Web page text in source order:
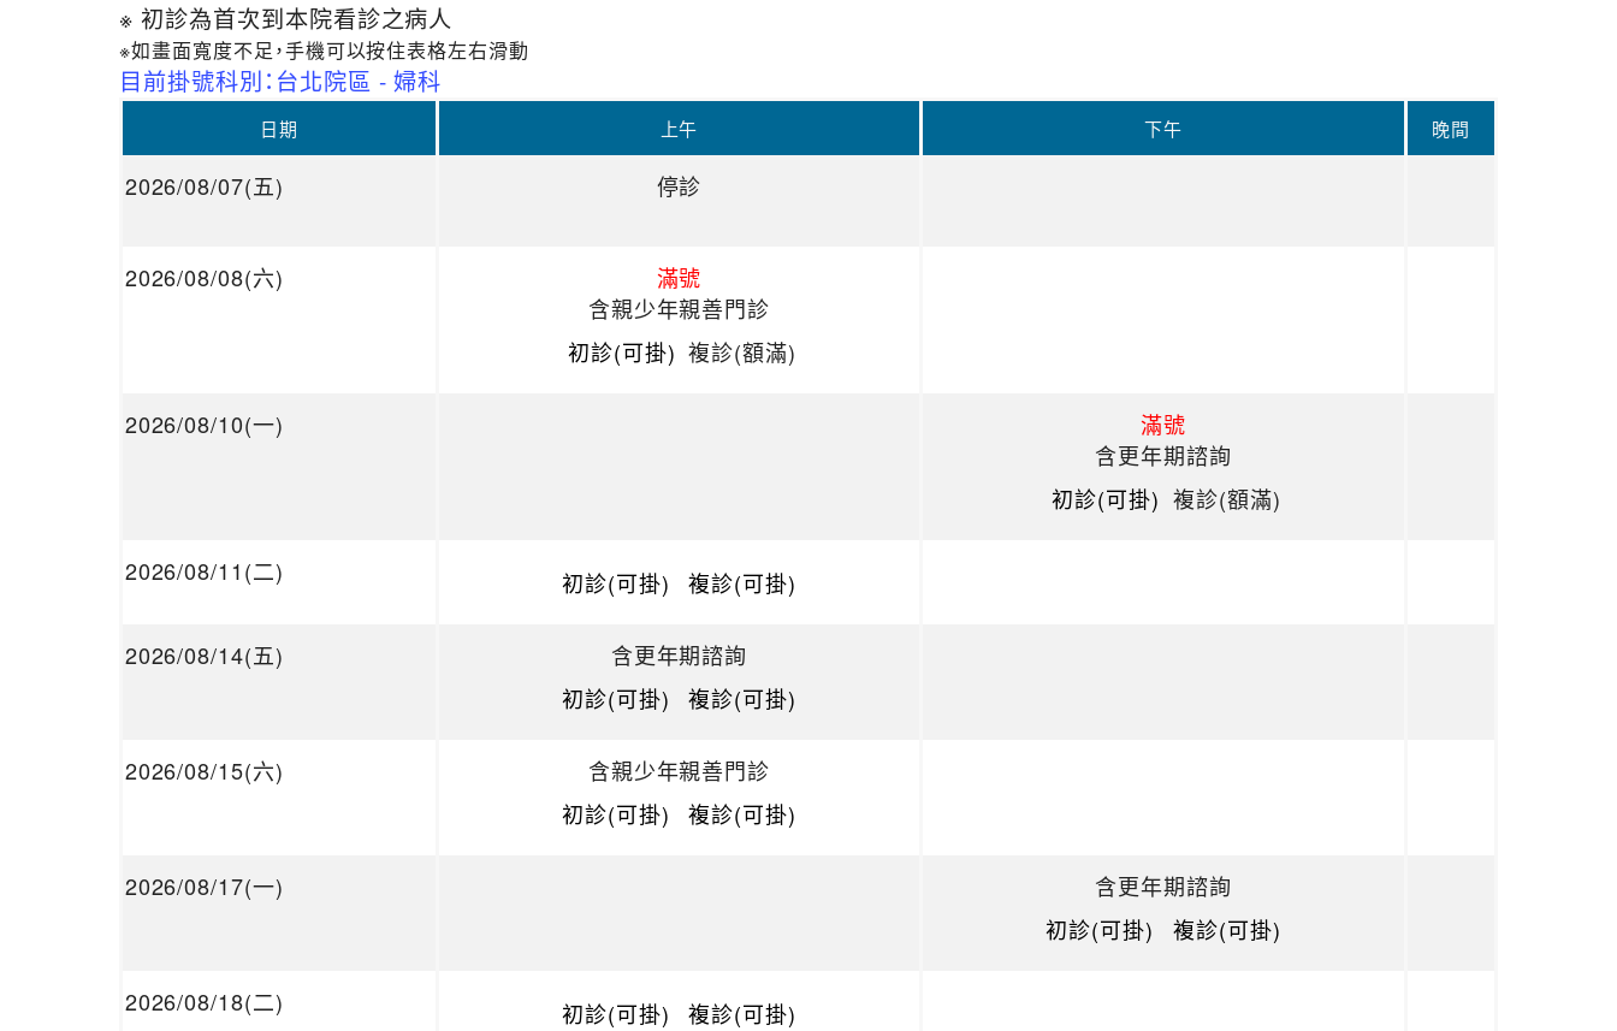
※ 初診為首次到本院看診之病人
※如畫面寬度不足，手機可以按住表格左右滑動
目前掛號科別：台北院區 - 婦科
日期 上午 下午 晚間
2026/08/07(五) 停診
2026/08/08(六)
滿號
含親少年親善門診
初診(可掛) 複診(額滿)
2026/08/10(一)
滿號
含更年期諮詢
初診(可掛) 複診(額滿)
2026/08/11(二) 初診(可掛) 複診(可掛)
2026/08/14(五)
含更年期諮詢
初診(可掛)
複診(可掛)
2026/08/15(六)
含親少年親善門診
初診(可掛)
複診(可掛)
2026/08/17(一)
含更年期諮詢
初診(可掛)
複診(可掛)
2026/08/18(二) 初診(可掛) 複診(可掛)